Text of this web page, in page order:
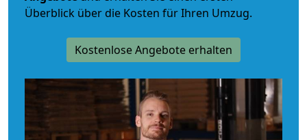
Überblick über die Kosten für Ihren Umzug.
Kostenlose Angebote erhalten